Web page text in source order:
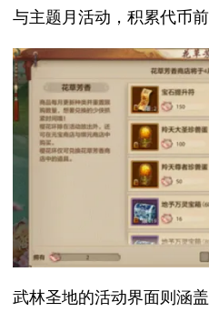
与主题月活动，积累代币
武林圣地的活动界面则涵